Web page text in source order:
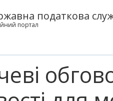
податкова
портал